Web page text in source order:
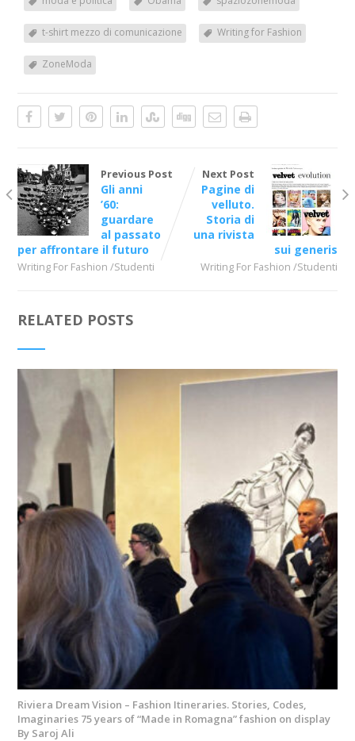
t-shirt mezzo di comunicazione Writing for Fashion
ZoneModa
Previous Post
Gli anni
’60:
guardare
al passato
per affrontare il futuro
Writing For Fashion /Studenti
Next Post
Pagine di
velluto.
Storia di
una rivista
sui generis
Writing For Fashion /Studenti
RELATED POSTS
Riviera Dream Vision – Fashion Itineraries. Stories, Codes,
Imaginaries 75 years of “Made in Romagna” fashion on display
By Saroj Ali